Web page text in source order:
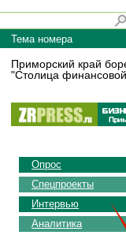
Тема номера
Приморский край
"Столица
Опрос
Спецпроекты
Интервью
Аналитика